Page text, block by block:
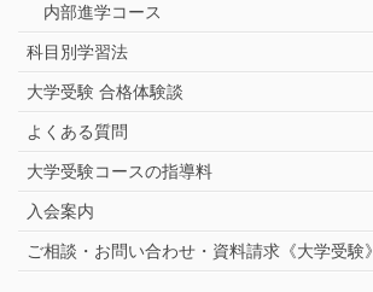
内部進学コース
科目別学習法
大学受験 合格体験談
よくある質問
大学受験コースの指導料
入会案内
ご相談・お問い合わせ・資料請求《大学受験》